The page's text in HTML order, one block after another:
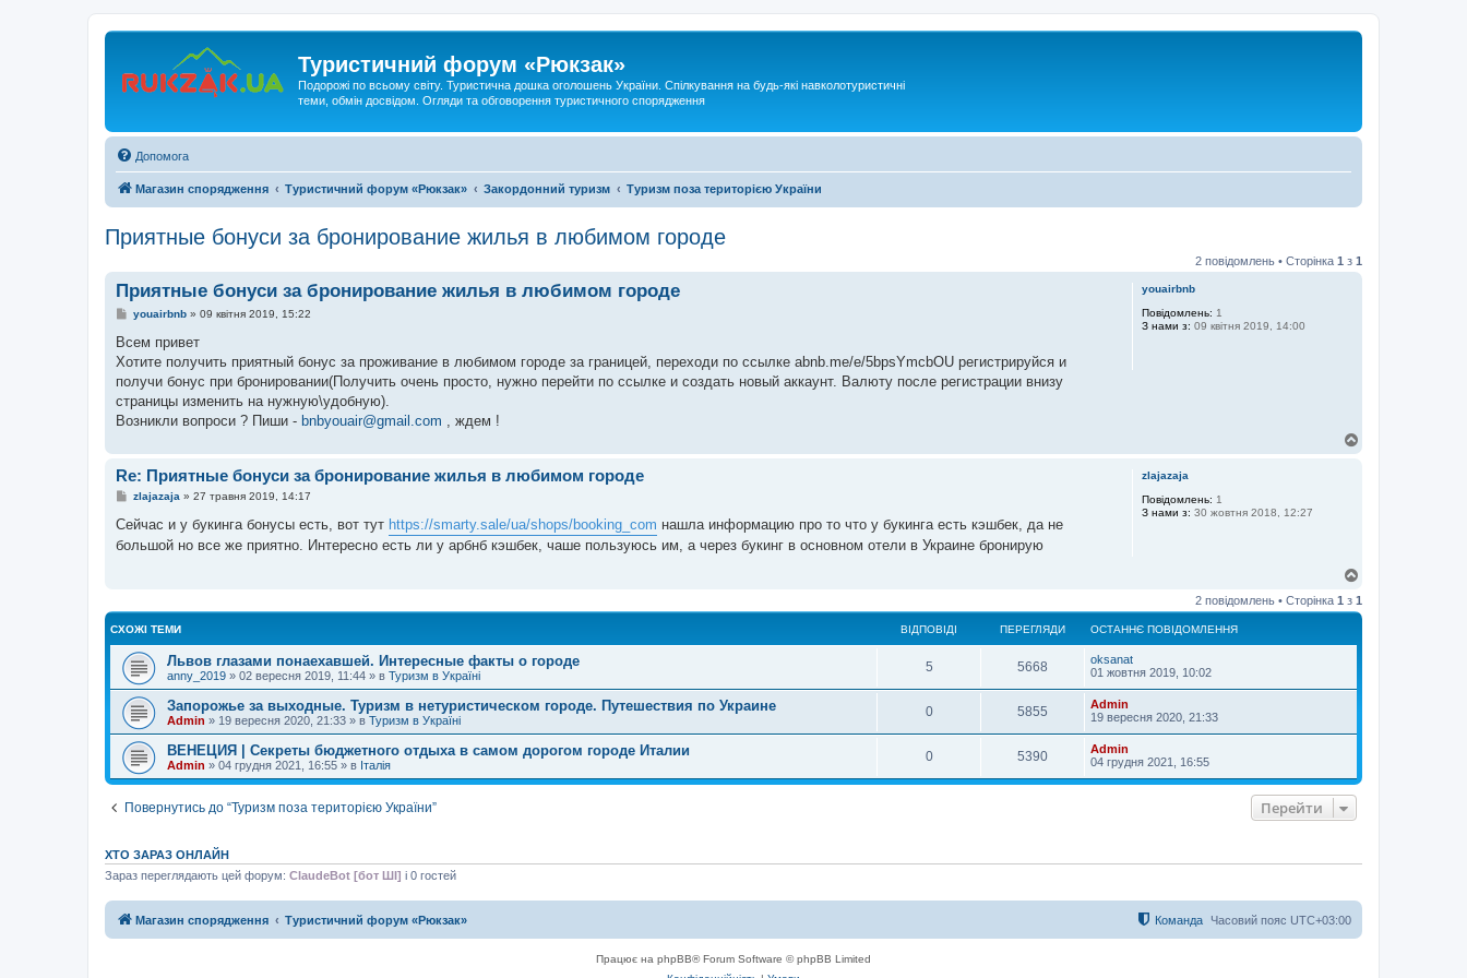
Туристичний форум «Рюкзак»
Подорожі по всьому світу. Туристична дошка оголошень України. Спілкування на будь-які навколотуристичні
теми, обмін досвідом. Огляди та обговорення туристичного спорядження
Допомога
Магазин спорядження Туристичний форум «Рюкзак» Закордонний туризм Туризм поза територією України
Приятные бонуси за бронирование жилья в любимом городе
2 повідомлень • Сторінка 1 з 1
youairbnb
Повідомлень: 1
З нами з: 09 квітня 2019, 14:00
Приятные бонуси за бронирование жилья в любимом городе
П
в
д
о
л
е
я
youairbnb» 09 квітня 2019, 15:22
Всем привет
Хотите получить приятный бонус за проживание в любимом городе за границей, переходи по ссылке abnb.me/e/5bpsYmcbOU регистрируйся и
получи бонус при бронировании(Получить очень просто, нужно перейти по ссылке и создать новый аккаунт. Валюту после регистрации внизу
страницы изменить на нужную\удобную).
Возникли вопроси ? Пиши - bnbyouair@gmail.com , ждем !
zlajazaja
Повідомлень: 1
З нами з: 30 жовтня 2018, 12:27
Re: Приятные бонуси за бронирование жилья в любимом городе
П
в
д
н
н
zlajazaja » 27 травня 2019, 14:17
Сейчас и у букинга бонусы есть, вот тут https://smarty.sale/ua/shops/booking_com нашла информацию про то что у букинга есть кэшбек, да не
большой но все же приятно. Интересно есть ли у арбнб кэшбек, чаше пользуюсь им, а через букинг в основном отели в Украине бронирую
г
о
2 повідомлень • Сторінка 1 з 1
СХОЖІ ТЕМИ ВІДПОВІДІ ПЕРЕГЛЯДИ ОСТАННЄ ПОВІДОМЛЕННЯ
Львов глазами понаехавшей. Интересные факты о городе
anny_2019 » 02 вересня 2019, 11:44 » в Туризм в Україні
5 5668
oksanat
01 жовтня 2019, 10:02
Запорожье за выходные. Туризм в нетуристическом городе. Путешествия по Украине
Admin » 19 вересня 2020, 21:33 » в Туризм в Україні
0 5855
Admin
19 вересня 2020, 21:33
ВЕНЕЦИЯ | Секреты бюджетного отдыха в самом дорогом городе Италии
Admin » 04 грудня 2021, 16:55 » в Італія
0 5390
Admin
04 грудня 2021, 16:55
Повернутись до “Туризм поза територією України” Перейти
ХТО ЗАРАЗ ОНЛАЙН
Зараз переглядають цей форум: ClaudeBot [бот ШІ] і 0 гостей
Магазин спорядження Туристичний форум «Рюкзак» Часовий пояс UTC+03:00
Команда
Працює на phpBB® Forum Software © phpBB Limited